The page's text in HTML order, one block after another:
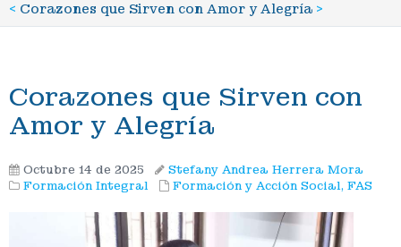
< Corazones que Sirven con Amor y Alegría >
Corazones que Sirven con
Amor y Alegría
Octubre 14 de 2025
Stefany Andrea Herrera Mora
Formación Integral
Formación y Acción Social, FAS